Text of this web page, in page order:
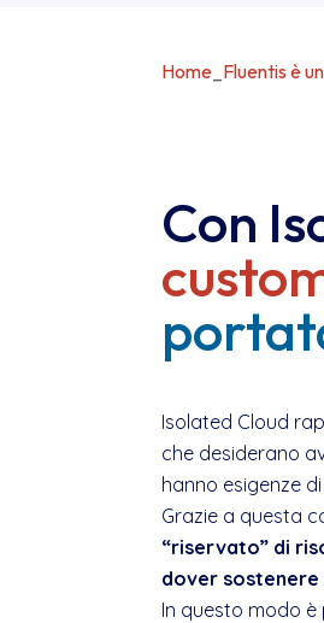
Home Fluentis è
Con
Isolated Cloud
che desiderano
hanno esigenze
Grazie a questa
“riservato” di
dover sostenere
In questo modo è